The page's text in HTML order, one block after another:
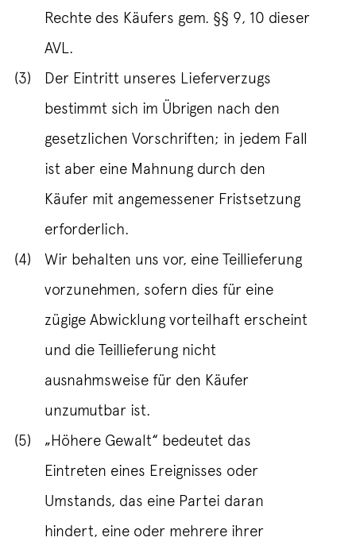
Rechte des Käufers gem. §§ 9, 10 dieser
AVL.
(3)
Der Eintritt unseres Lieferverzugs
bestimmt sich im Übrigen nach den
gesetzlichen Vorschriften; in jedem Fall
ist aber eine Mahnung durch den
Käufer mit angemessener Fristsetzung
erforderlich.
(4)
Wir behalten uns vor, eine Teillieferung
vorzunehmen, sofern dies für eine
zügige Abwicklung vorteilhaft erscheint
und die Teillieferung nicht
ausnahmsweise für den Käufer
unzumutbar ist.
(5)
„Höhere Gewalt“ bedeutet das
Eintreten eines Ereignisses oder
Umstands, das eine Partei daran
hindert, eine oder mehrere ihrer